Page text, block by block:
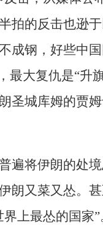
拍的反击也逊
成钢，好些中
最大复仇是“升
圣城库姆的贾
遍将伊朗的处
朗又菜又怂。
上最怂的国家”